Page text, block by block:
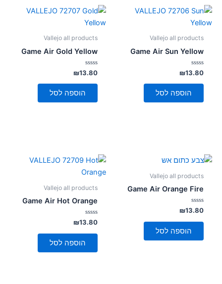
Vallejo all products
Game Air Sun Yellow
דורג
0
מתוך
₪13.80
הוספה לסל
Vallejo all products
Game Air Gold Yellow
דורג
0
מתוך
₪13.80
הוספה לסל
Vallejo all products
Game Air Orange Fire
דורג
0
מתוך
₪13.80
הוספה לסל
Vallejo all products
Game Air Hot Orange
דורג
0
מתוך
₪13.80
הוספה לסל